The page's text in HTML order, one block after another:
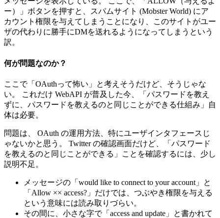
ー）」ボタンを押すと、スパムサイト (Mobster World) にア
カウント権限を与えてしまうことになり、このサイトがユー
ザの代わりに勝手にDMを送れるようになってしまうという
訳。
何が問題なのか？
ここで「OAuthって怖い」と考えそうだけど、そうじゃな
い。 これだけ WebAPI が普及した今、「パスワードを教え
ずに、パスワードを教えるのと同じことができる仕組み」自
体は必要。
問題は、 OAuth の運用方法、特にユーザインタフェースじ
ゃないかと思う。 Twitter の確認画面だけど、「パスワード
を教えるのと同じことができる」ことを確認するには、少し
説明不足。
メッセージの「would like to connect to your account」と
「Allow ×× access?」だけでは、つぶやき権限を与える
という意味には読み取りづらい。
その間に、小さな字で「access and update」と書かれて